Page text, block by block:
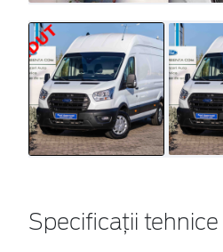
Specificații tehnice